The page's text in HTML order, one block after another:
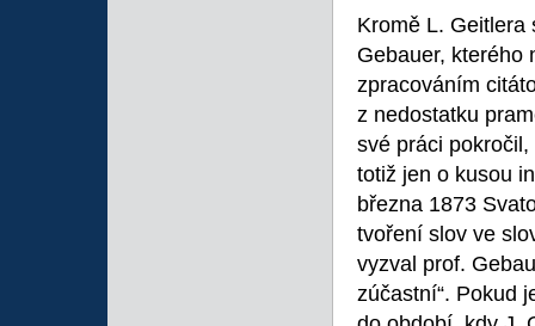
Kromě L.
Gebauer, kterého
zpracováním
z nedostatku
své práci
totiž jen o kusou
března 1873
tvoření slov ve
vyzval prof.
zúčastní“. Pokud